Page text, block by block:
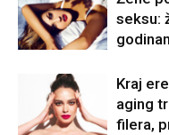
seksu:
Kraj
aging
filera,